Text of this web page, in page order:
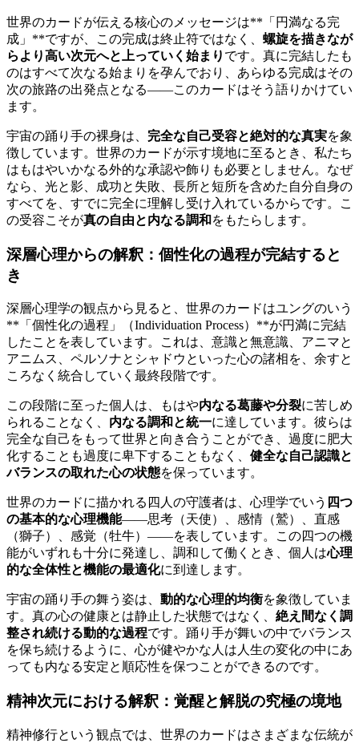
世界のカードが伝える核心のメッセージは**「円満なる完
成」**ですが、この完成は終止符ではなく、 螺旋を描きなが
らより高い次元へと上っていく始まり です。真に完結したも
のはすべて次なる始まりを孕んでおり、あらゆる完成はその
次の旅路の出発点となる――このカードはそう語りかけてい
ます。
宇宙の踊り手の裸身は、 完全な自己受容と絶対的な真実を象
徴しています。世界のカードが示す境地に至るとき、私たち
はもはやいかなる外的な承認や飾りも必要としません。なぜ
なら、光と影、成功と失敗、長所と短所を含めた自分自身の
すべてを、すでに完全に理解し受け入れているからです。こ
の受容こそが真の自由と内なる調和 をもたらします。
深層心理からの解釈：個性化の過程が完結すると
き
深層心理学の観点から見ると、世界のカードはユングのいう
**「個性化の過程」（Individuation Process）**が円満に完結
したことを表しています。これは、意識と無意識、アニマと
アニムス、ペルソナとシャドウといった心の諸相を、余すと
ころなく統合していく最終段階です。
この段階に至った個人は、もはや内なる葛藤や分裂に苦しめ
られることなく、 内なる調和と統一に達しています。彼らは
完全な自己をもって世界と向き合うことができ、過度に肥大
化することも過度に卑下することもなく、 健全な自己認識と
バランスの取れた心の状態を保っています。
世界のカードに描かれる四人の守護者は、心理学でいう 四つ
の基本的な心理機能――思考（天使）、感情（鷲）、直感
（獅子）、感覚（牡牛）――を表しています。この四つの機
能がいずれも十分に発達し、調和して働くとき、個人は心理
的な全体性と機能の最適化に到達します。
宇宙の踊り手の舞う姿は、 動的な心理的均衡を象徴していま
す。真の心の健康とは静止した状態ではなく、 絶え間なく調
整され続ける動的な過程です。踊り手が舞いの中でバランス
を保ち続けるように、心が健やかな人は人生の変化の中にあ
っても内なる安定と順応性を保つことができるのです。
精神次元における解釈：覚醒と解脱の究極の境地
精神修行という観点では、世界のカードはさまざまな伝統が